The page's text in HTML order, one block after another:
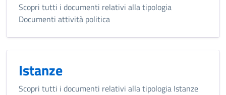
Scopri tutti i documenti relativi alla tipologia
Documenti attività politica
Istanze
Scopri tutti i documenti relativi alla tipologia Istanze